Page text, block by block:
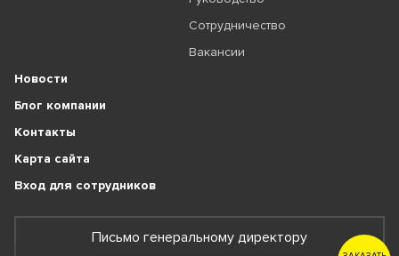
Сотрудничество
Вакансии
Новости
Блог компании
Контакты
Карта сайта
Вход для сотрудников
Письмо генеральному директору